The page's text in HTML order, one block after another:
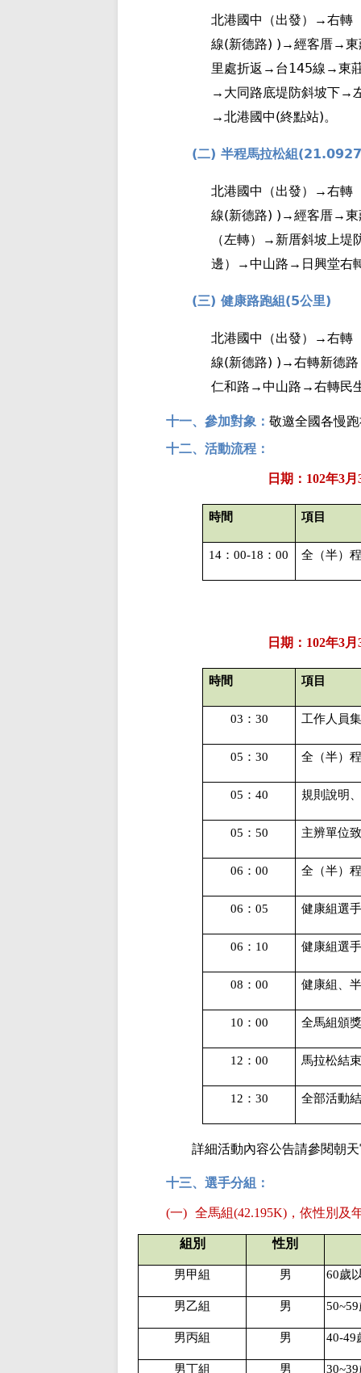
北港國中（出發）→右轉
線(新德路) ) →經客厝→
里處折返→台145線→東
→大同路底堤防斜坡下→
→北港國中(終點站)。
(二) 半程馬拉松組 (21.0927
北港國中（出發）→右轉
線(新德路) ) →經客厝→
（左轉）→新厝斜坡上
邊）→中山路→日興堂右
(三) 健康路跑組 (5公里)
北港國中（出發）→右轉
線(新德路) ) →右轉新德
仁和路→中山路→右轉民
十一、參加對象： 敬邀全國各慢
十二、活動流程：
日期： 102年3月
時間 項目
14 ：00-18 ：00 全（半）
日期： 102年3月
時間 項目
03 ： 30 工作人員
05 ： 30 全（半）
05 ： 40 規則說明
05 ： 50 主辨單位
06 ： 00 全（半）
06 ： 05 健康組選
06 ： 10 健康組選
08 ： 00 健康組、
10 ： 00 全馬組頒
12 ： 00 馬拉松結
12 ： 30 全部活動
詳細活動內容公告請參閱朝
十三、選手分組：
(一) 全馬組(42.195K) ，依性別及
組別 性別
男甲組 男 60歲
男乙組 男 50~59
男丙組 男 40-49
男丁組 男 30~39